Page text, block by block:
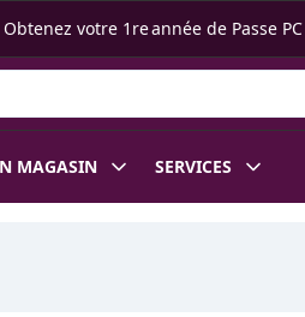
votre 1re année de Passe
MAGASIN SERVICES